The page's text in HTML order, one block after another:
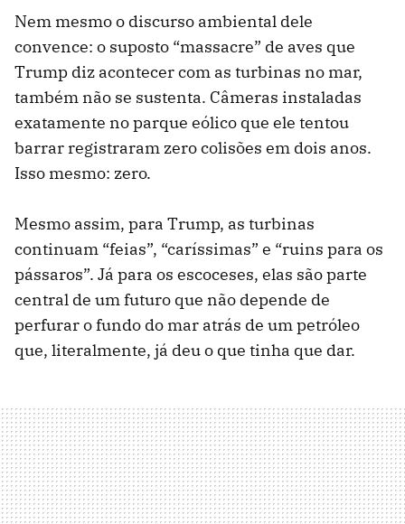
Nem mesmo o discurso ambiental dele
convence: o suposto “massacre” de aves que
Trump diz acontecer com as turbinas no mar,
também não se sustenta. Câmeras instaladas
exatamente no parque eólico que ele tentou
barrar registraram zero colisões em dois anos.
Isso mesmo: zero.
Mesmo assim, para Trump, as turbinas
continuam “feias”, “caríssimas” e “ruins para os
pássaros”. Já para os escoceses, elas são parte
central de um futuro que não depende de
perfurar o fundo do mar atrás de um petróleo
que, literalmente, já deu o que tinha que dar.